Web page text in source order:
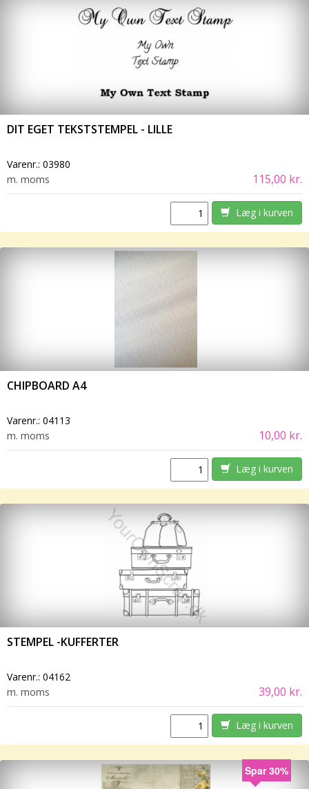
DIT EGET TEKSTSTEMPEL - LILLE
Varenr.: 03980
m. moms
115,00 kr.
Læg i kurven
CHIPBOARD A4
Varenr.: 04113
m. moms
10,00 kr.
Læg i kurven
STEMPEL -KUFFERTER
Varenr.: 04162
m. moms
39,00 kr.
Læg i kurven
Spar 30%